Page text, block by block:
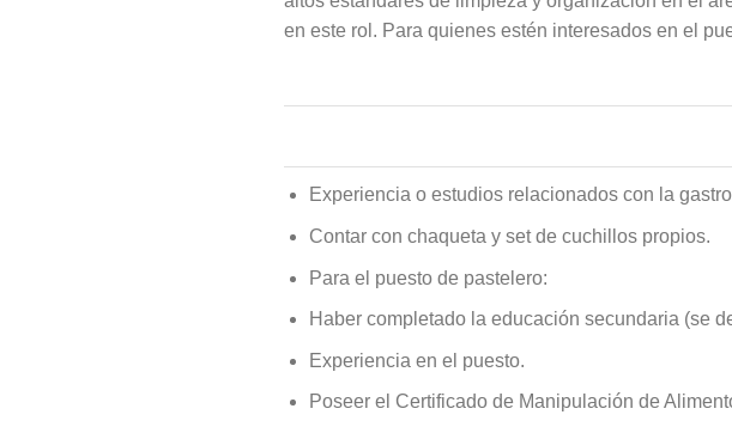
en este rol. Para quienes estén interesados en el
Experiencia o estudios relacionados con la
Contar con chaqueta y set de cuchillos propios.
Para el puesto de pastelero:
Haber completado la educación secundaria (se
Experiencia en el puesto.
Poseer el Certificado de Manipulación de